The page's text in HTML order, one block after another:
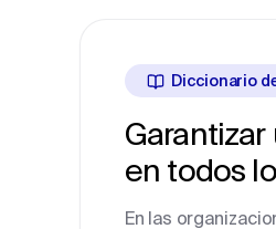
Diccionario
en todos
En las